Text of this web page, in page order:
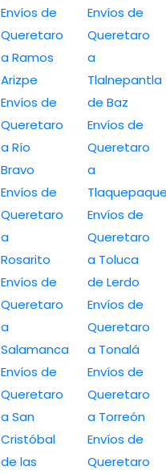
Envíos de
Queretaro
a Ramos
Arizpe
Envíos de
Queretaro
a Río
Bravo
Envíos de
Queretaro
a
Rosarito
Envíos de
Queretaro
a
Salamanca
Envíos de
Queretaro
a San
Cristóbal
de las
Envíos de
Queretaro
a
Tlalnepantla
de Baz
Envíos de
Queretaro
a
Envíos de
Queretaro
a Toluca
de Lerdo
Envíos de
Queretaro
a Tonalá
Envíos de
Queretaro
a Torreón
Envíos de
Queretaro